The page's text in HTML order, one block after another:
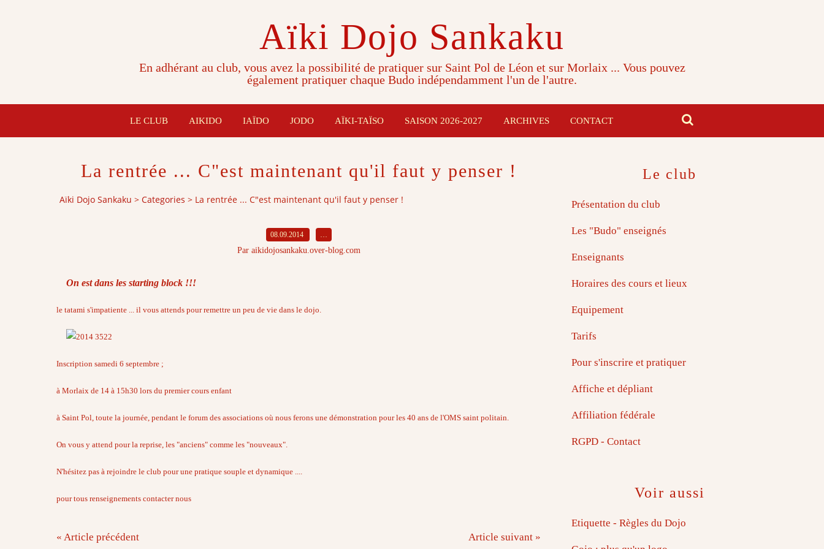
Aïki Dojo Sankaku
En adhérant au club, vous avez la possibilité de pratiquer sur Saint Pol de Léon et sur Morlaix ... Vous pouvez
également pratiquer chaque Budo indépendamment l'un de l'autre.
LE CLUB AIKIDO IAÏDO JODO AÏKI-TAÏSO SAISON 2026-2027 ARCHIVES CONTACT
La rentrée ... C"est maintenant qu'il faut y penser !
Aïki Dojo Sankaku > Categories > La rentrée ... C"est maintenant qu'il faut y penser !
08.09.2014
Par aikidojosankaku.over-blog.com
On est dans les starting block !!!
le tatami s'impatiente ... il vous attends pour remettre un peu de vie dans le dojo.
Inscription samedi 6 septembre ;
à Morlaix de 14 à 15h30 lors du premier cours enfant
à Saint Pol, toute la journée, pendant le forum des associations où nous ferons une démonstration pour les 40 ans de l'OMS saint politain.
On vous y attend pour la reprise, les "anciens" comme les "nouveaux".
N'hésitez pas à rejoindre le club pour une pratique souple et dynamique ....
pour tous renseignements contacter nous
« Article précédent Article suivant »
Le club
Présentation du club
Les "Budo" enseignés
Enseignants
Horaires des cours et lieux
Equipement
Tarifs
Pour s'inscrire et pratiquer
Affiche et dépliant
Affiliation fédérale
RGPD - Contact
Voir aussi
Etiquette - Règles du Dojo